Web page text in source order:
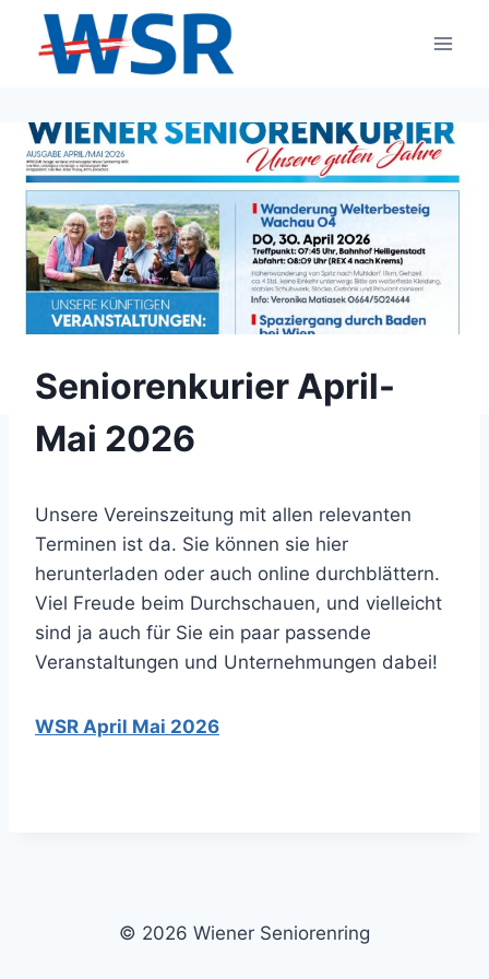
Inhalt
springen
Seniorenkurier April-
Mai 2026
Unsere Vereinszeitung mit allen relevanten
Terminen ist da. Sie können sie hier
herunterladen oder auch online durchblättern.
Viel Freude beim Durchschauen, und vielleicht
sind ja auch für Sie ein paar passende
Veranstaltungen und Unternehmungen dabei!
WSR April Mai 2026
© 2026 Wiener Seniorenring